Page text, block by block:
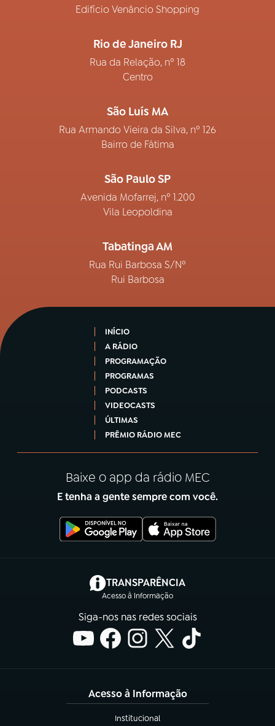
Edifício Venâncio Shopping
Rio de Janeiro RJ
Rua da Relação, nº 18
Centro
São Luís MA
Rua Armando Vieira da Silva, nº 126
Bairro de Fátima
São Paulo SP
Avenida Mofarrej, nº 1.200
Vila Leopoldina
Tabatinga AM
Rua Rui Barbosa S/Nº
Rui Barbosa
INÍCIO
A RÁDIO
PROGRAMAÇÃO
PROGRAMAS
PODCASTS
VIDEOCASTS
ÚLTIMAS
PRÊMIO RÁDIO MEC
Baixe o app da rádio MEC
E tenha a gente sempre com você.
TRANSPARÊNCIA
Acesso à Informação
(abre em nova aba)
Siga-nos nas redes sociais
Acesso à Informação
Institucional
(abre em nova aba)